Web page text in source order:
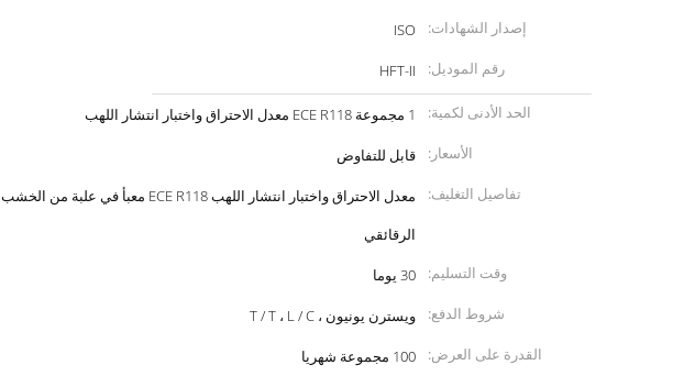
إصدار الشهادات:
ISO
رقم الموديل:
HFT-II
الحد الأدنى لكمية:
1 مجموعة ECE R118 معدل الاحتراق واختبار انتشار اللهب
الأسعار:
قابل للتفاوض
تفاصيل التغليف:
معدل الاحتراق واختبار انتشار اللهب ECE R118 معبأ في علبة من الخشب
الرقائقي
وقت التسليم:
30 يوما
شروط الدفع:
ويسترن يونيون ، T / T ، L / C
القدرة على العرض:
100 مجموعة شهريا